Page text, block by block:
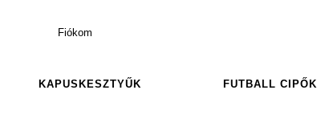
Fiókom
KAPUSKESZTYŰK FUTBALL CIPŐK